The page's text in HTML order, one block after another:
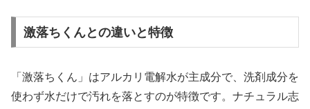
激落ちくんとの違いと特徴
「激落ちくん」はアルカリ電解水が主成分で、洗剤成分を
使わず水だけで汚れを落とすのが特徴です。ナチュラル志